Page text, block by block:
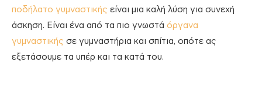
ποδήλατο γυμναστικής είναι μια καλή λύση για συνεχή
άσκηση. Είναι ένα από τα πιο γνωστά όργανα
γυμναστικής σε γυμναστήρια και σπίτια, οπότε ας
εξετάσουμε τα υπέρ και τα κατά του.